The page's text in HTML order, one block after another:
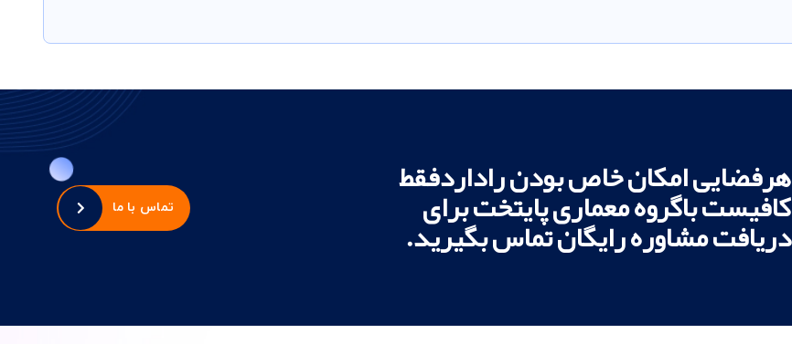
هرفضایی امکان خاص بودن راداردفقط
کافیست باگروه معماری پایتخت برای
دریافت مشاوره رایگان تماس بگیرید.
تماس با ما